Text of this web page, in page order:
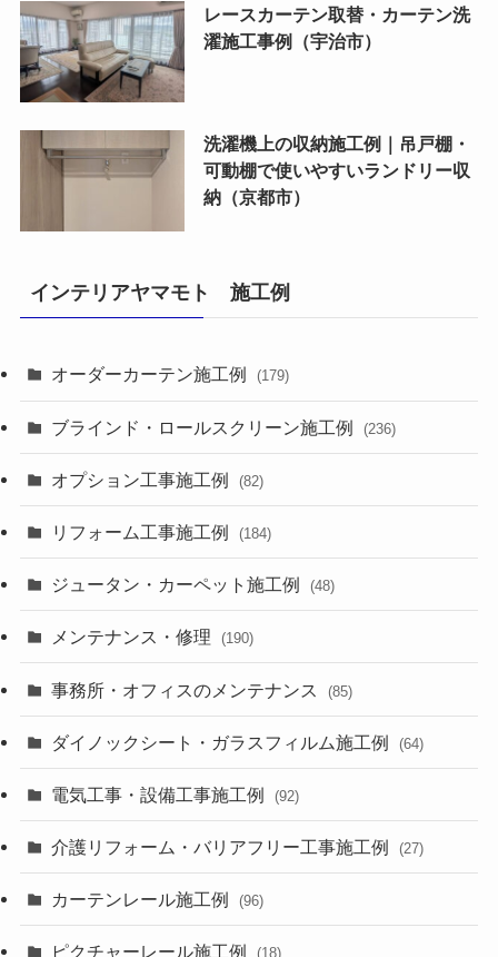
レースカーテン取替・カーテン洗
濯施工事例（宇治市）
洗濯機上の収納施工例｜吊戸棚・
可動棚で使いやすいランドリー収
納（京都市）
インテリアヤマモト 施工例
オーダーカーテン施工例 (179)
ブラインド・ロールスクリーン施工例 (236)
オプション工事施工例 (82)
リフォーム工事施工例 (184)
ジュータン・カーペット施工例 (48)
メンテナンス・修理 (190)
事務所・オフィスのメンテナンス (85)
ダイノックシート・ガラスフィルム施工例 (64)
電気工事・設備工事施工例 (92)
介護リフォーム・バリアフリー工事施工例 (27)
カーテンレール施工例 (96)
ピクチャーレール施工例 (18)